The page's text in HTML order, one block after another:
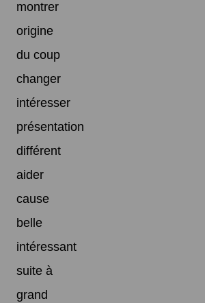
montrer
origine
du coup
changer
intéresser
présentation
différent
aider
cause
belle
intéressant
suite à
grand